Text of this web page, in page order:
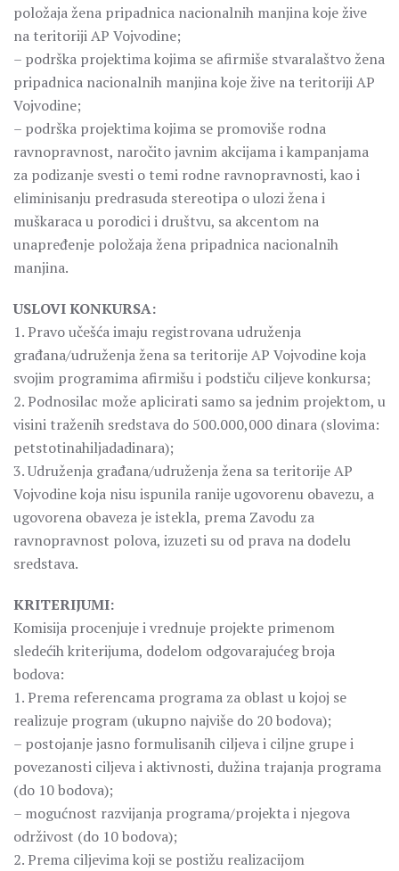
položaja žena pripadnica nacionalnih manjina koje žive
na teritoriji AP Vojvodine;
– podrška projektima kojima se afirmiše stvaralaštvo žena
pripadnica nacionalnih manjina koje žive na teritoriji AP
Vojvodine;
– podrška projektima kojima se promoviše rodna
ravnopravnost, naročito javnim akcijama i kampanjama
za podizanje svesti o temi rodne ravnopravnosti, kao i
eliminisanju predrasuda stereotipa o ulozi žena i
muškaraca u porodici i društvu, sa akcentom na
unapređenje položaja žena pripadnica nacionalnih
manjina.
USLOVI KONKURSA:
1. Pravo učešća imaju registrovana udruženja
građana/udruženja žena sa teritorije AP Vojvodine koja
svojim programima afirmišu i podstiču ciljeve konkursa;
2. Podnosilac može aplicirati samo sa jednim projektom, u
visini traženih sredstava do 500.000,000 dinara (slovima:
petstotinahiljadadinara);
3. Udruženja građana/udruženja žena sa teritorije AP
Vojvodine koja nisu ispunila ranije ugovorenu obavezu, a
ugovorena obaveza je istekla, prema Zavodu za
ravnopravnost polova, izuzeti su od prava na dodelu
sredstava.
KRITERIJUMI:
Komisija procenjuje i vrednuje projekte primenom
sledećih kriterijuma, dodelom odgovarajućeg broja
bodova:
1. Prema referencama programa za oblast u kojoj se
realizuje program (ukupno najviše do 20 bodova);
– postojanje jasno formulisanih ciljeva i ciljne grupe i
povezanosti ciljeva i aktivnosti, dužina trajanja programa
(do 10 bodova);
– mogućnost razvijanja programa/projekta i njegova
održivost (do 10 bodova);
2. Prema ciljevima koji se postižu realizacijom